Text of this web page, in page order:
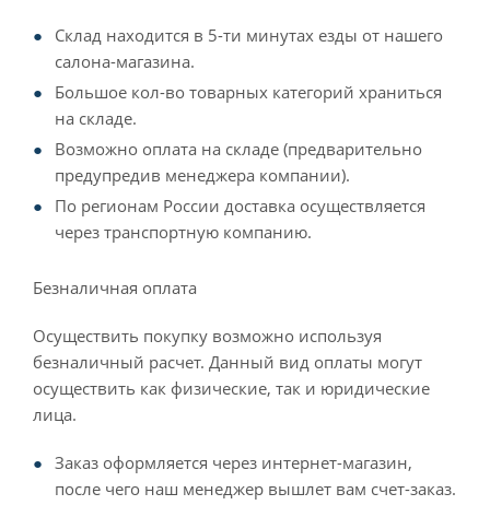
Склад находится в 5-ти минутах езды от нашего
салона-магазина.
Большое кол-во товарных категорий храниться
на складе.
Возможно оплата на складе (предварительно
предупредив менеджера компании).
По регионам России доставка осуществляется
через транспортную компанию.
Безналичная оплата
Осуществить покупку возможно используя
безналичный расчет. Данный вид оплаты могут
осуществить как физические, так и юридические
лица.
Заказ оформляется через интернет-магазин,
после чего наш менеджер вышлет вам счет-заказ.